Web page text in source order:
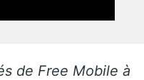
de Free Mobile à